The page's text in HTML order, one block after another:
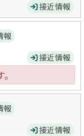
接近情報
報
接近情報
報
接近情報